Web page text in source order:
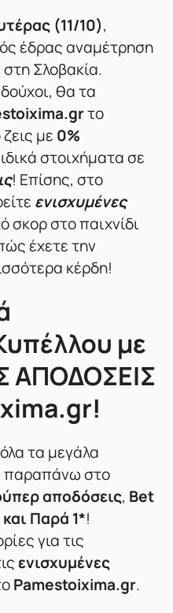
(11/10),
έδρας αναμέτρηση
Σλοβακία.
θα τα
το
με 0%
στοιχήματα σε
! Επίσης, στο
ενισχυμένες
σκορ στο παιχνίδι
έχετε την
κέρδη!
με
ΑΠΟΔΟΣΕΙΣ
τα μεγάλα
παραπάνω στο
αποδόσεις, Bet
Παρά 1*!
για τις
ενισχυμένες
Pamestoixima.gr.